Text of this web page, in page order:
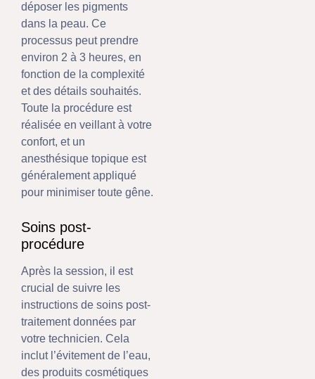
déposer les pigments
dans la peau. Ce
processus peut prendre
environ 2 à 3 heures, en
fonction de la complexité
et des détails souhaités.
Toute la procédure est
réalisée en veillant à votre
confort, et un
anesthésique topique est
généralement appliqué
pour minimiser toute gêne.
Soins post-
procédure
Après la session, il est
crucial de suivre les
instructions de soins post-
traitement données par
votre technicien. Cela
inclut l’évitement de l’eau,
des produits cosmétiques